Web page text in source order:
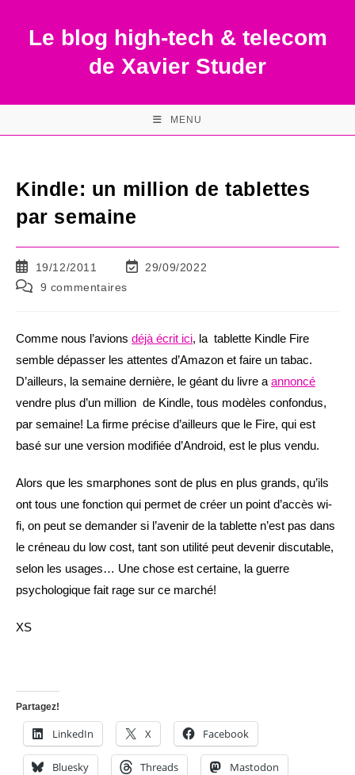
contentLe blog high-tech & telecom
de Xavier Studer
MENU
Kindle: un million de tablettes
par semaine
Publication
publiée :
19/12/2011
Dernière
29/09/2022
Commentaires
9 commentaires
Comme nous l’avions déjà écrit ici, la tablette Kindle Fire
semble dépasser les attentes d’Amazon et faire un tabac.
D’ailleurs, la semaine dernière, le géant du livre a annoncé
vendre plus d’un million de Kindle, tous modèles confondus,
par semaine! La firme précise d’ailleurs que le Fire, qui est
basé sur une version modifiée d’Android, est le plus vendu.
Alors que les smarphones sont de plus en plus grands, qu’ils
ont tous une fonction qui permet de créer un point d’accès wi-
fi, on peut se demander si l’avenir de la tablette n’est pas dans
le créneau du low cost, tant son utilité peut devenir discutable,
selon les usages… Une chose est certaine, la guerre
psychologique fait rage sur ce marché!
XS
Partagez!
LinkedIn X Facebook
Bluesky Threads Mastodon